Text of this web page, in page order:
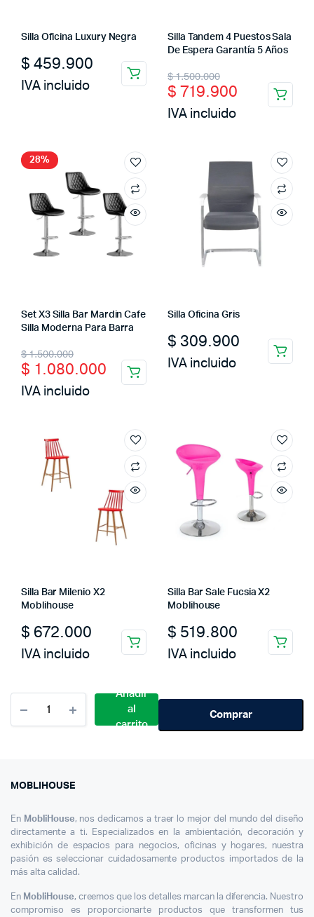
Silla Oficina Luxury Negra
$ 459.900
IVA incluido
Silla Tandem 4 Puestos Sala
De Espera Garantía 5 Años
$1.500.000
Original
price
was:
$ 719.900
Current
price
is:
IVA incluido
28%
Set X3 Silla Bar Mardin Cafe
Silla Moderna Para Barra
$1.500.000
Original
price
was:
$ 1.080.000
Current
price
is:
IVA incluido
Silla Oficina Gris
$ 309.900
IVA incluido
Silla Bar Milenio X2
Moblihouse
$ 672.000
IVA incluido
Silla Bar Sale Fucsia X2
Moblihouse
$ 519.800
IVA incluido
Silla
Tandem
Aaa
Añadir
al
carrito
Comprar
MOBLIHOUSE
En MobliHouse, nos dedicamos a traer lo mejor del mundo del diseño
directamente a ti. Especializados en la ambientación, decoración y
exhibición de espacios para negocios, oficinas y hogares, nuestra
pasión es seleccionar cuidadosamente productos importados de la
más alta calidad.
En MobliHouse, creemos que los detalles marcan la diferencia. Nuestro
compromiso es proporcionarte productos que transformen tus